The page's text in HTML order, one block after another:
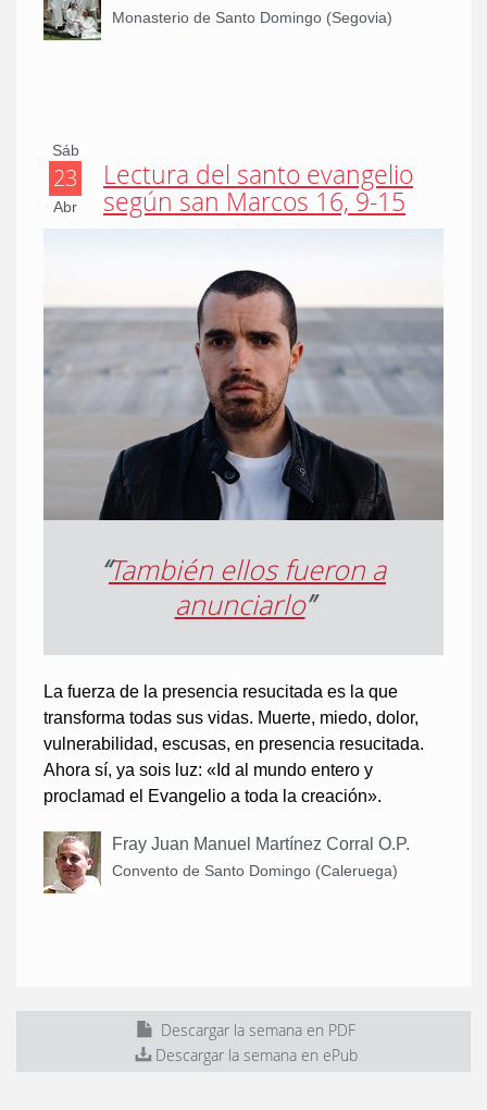
Monasterio de Santo Domingo (Segovia)
Sáb
23
Abr
Lectura del santo evangelio
según san Marcos 16, 9-15
“También ellos fueron a
anunciarlo”
La fuerza de la presencia resucitada es la que
transforma todas sus vidas. Muerte, miedo, dolor,
vulnerabilidad, escusas, en presencia resucitada.
Ahora sí, ya sois luz: «Id al mundo entero y
proclamad el Evangelio a toda la creación».
Fray Juan Manuel Martínez Corral O.P.
Convento de Santo Domingo (Caleruega)
Descargar la semana en PDF
Descargar la semana en ePub